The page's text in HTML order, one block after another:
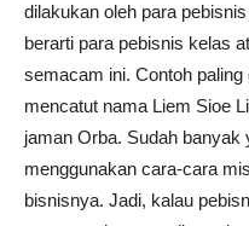
dilakukan oleh para
berarti para pebisnis kelas
semacam ini. Contoh
mencatut nama Liem Sioe
jaman Orba. Sudah
menggunakan cara-cara
bisnisnya. Jadi, kalau